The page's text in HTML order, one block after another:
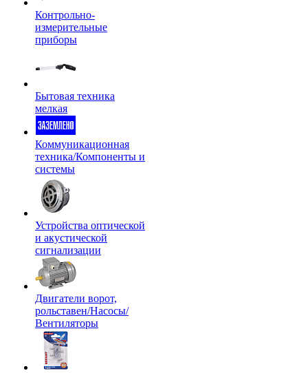
Контрольно-
измерительные
приборы
Бытовая техника
мелкая
Коммуникационная
техника/Компоненты и
системы
Устройства оптической
и акустической
сигнализации
Двигатели ворот,
рольставен/Насосы/
Вентиляторы